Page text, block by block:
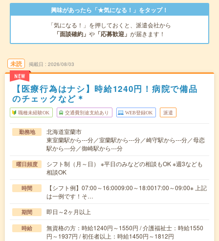
興味があったら「★気になる！」をタップ！
「気になる！」を押しておくと、派遣会社から
「面談確約」 や 「応募歓迎」 が届きます！
未読
NEW
掲載日 2026/08/03
【医療行為はナシ】時給1240円！病院で備品
のチェックなど＊
職種未経験OK 交通費別途支給あり WEB登録OK 派遣
勤務地
北海道室蘭市
東室蘭駅から---分／室蘭駅から---分／崎守駅から---分／母恋
駅から---分／御崎駅から---分
曜日頻度
シフト制（月～日） ※平日のみなどの相談もOK ※週3なども
相談OK
時間
【シフト例】07:00～16:0009:00～18:0017:00～09:00※ 上記
は一例です！そ…
期間 即日～2ヶ月以上
時給
無資格の方：時給1240円～1550円 / 介護福祉士：時給1550
円～1937円 / 初任者以上：時給1450円～1812円